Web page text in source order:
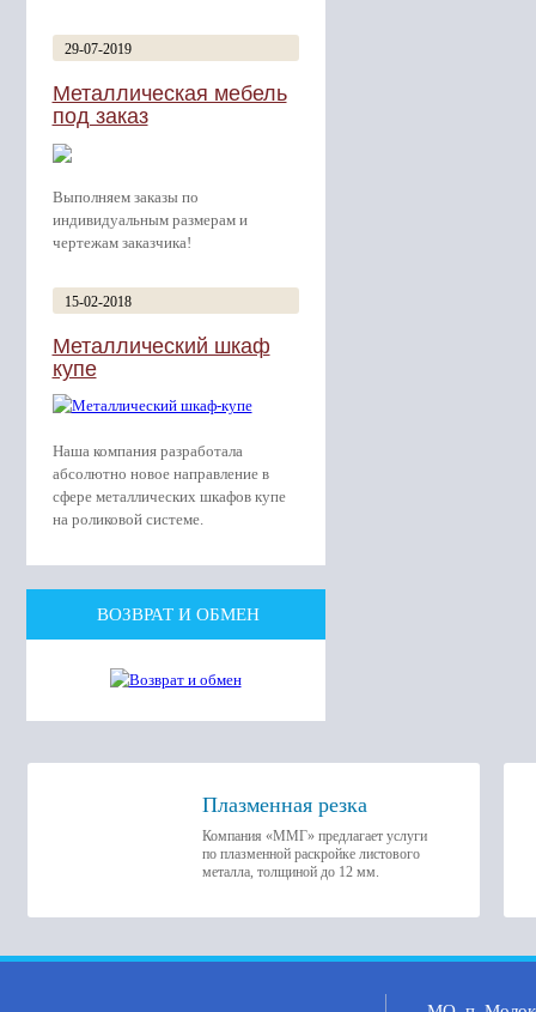
29-07-2019
Металлическая мебель
под заказ
Выполняем заказы по
индивидуальным размерам и
чертежам заказчика!
15-02-2018
Металлический шкаф
купе
Наша компания разработала
абсолютно новое направление в
сфере металлических шкафов купе
на роликовой системе.
ВОЗВРАТ И ОБМЕН
Плазменная резка
Компания «ММГ» предлагает услуги
по плазменной раскройке листового
металла, толщиной до 12 мм.